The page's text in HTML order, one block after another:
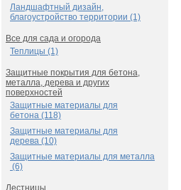
Ландшафтный дизайн,
благоустройство территории (1)
Все для сада и огорода
Теплицы (1)
Защитные покрытия для бетона,
металла, дерева и других
поверхностей
Защитные материалы для
бетона (118)
Защитные материалы для
дерева (10)
Защитные материалы для металла
(6)
Лестницы